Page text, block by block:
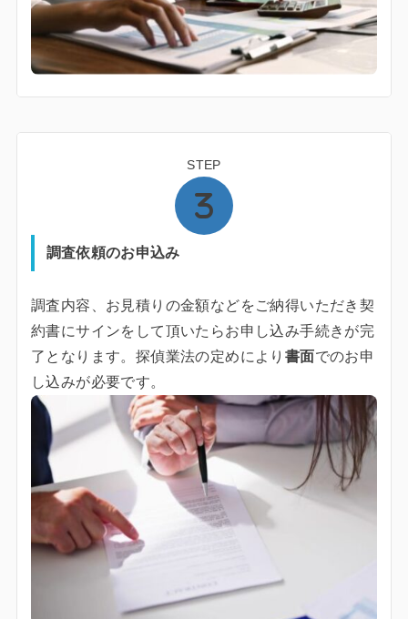
STEP
調査依頼のお申込み
調査内容、お見積りの金額などをご納得いただき契
約書にサインをして頂いたらお申し込み手続きが完
了となります。探偵業法の定めにより 書面でのお申
し込みが必要です。